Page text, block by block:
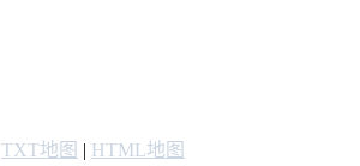
TXT地图 | HTML地图